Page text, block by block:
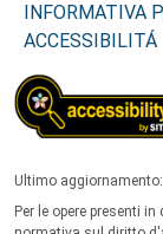
INFORMATIVA
ACCESSIBILITÁ
Ultimo
Per le opere presenti